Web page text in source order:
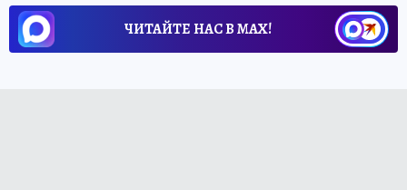
ЧИТАЙТЕ НАС В МАХ!